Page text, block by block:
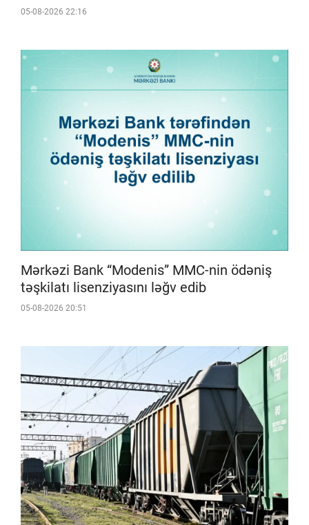
05-08-2026 22:16
Mərkəzi Bank “Modenis” MMC-nin ödəniş
təşkilatı lisenziyasını ləğv edib
05-08-2026 20:51